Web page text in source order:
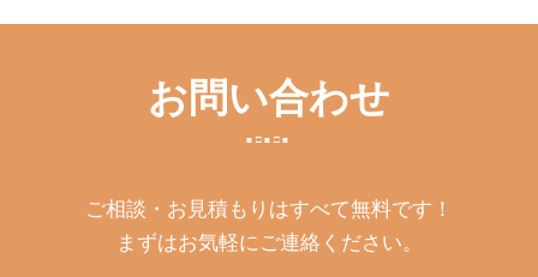
お問い合わせ
ご相談・お見積もりはすべて無料です！
まずはお気軽にご連絡ください。